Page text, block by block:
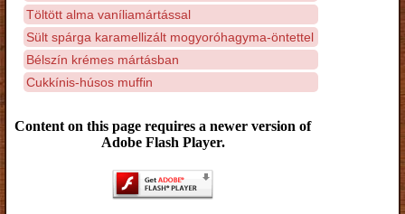
Töltött alma vaníliamártással
Sült spárga karamellizált mogyoróhagyma-öntettel
Bélszín krémes mártásban
Cukkínis-húsos muffin
Content on this page requires a newer version of
Adobe Flash Player.